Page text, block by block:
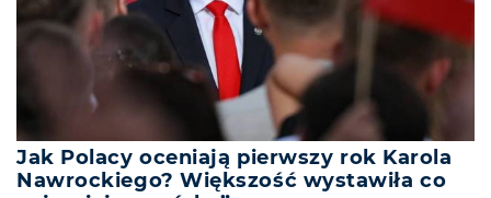
Jak Polacy oceniają pierwszy rok Karola
Nawrockiego? Większość wystawiła co